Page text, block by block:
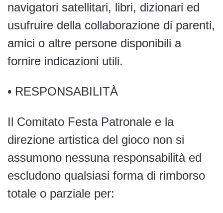
navigatori satellitari, libri, dizionari ed
usufruire della collaborazione di parenti,
amici o altre persone disponibili a
fornire indicazioni utili.
• RESPONSABILITÀ
Il Comitato Festa Patronale e la
direzione artistica del gioco non si
assumono nessuna responsabilità ed
escludono qualsiasi forma di rimborso
totale o parziale per: